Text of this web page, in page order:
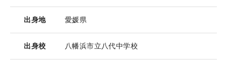
出身地 愛媛県
出身校 八幡浜市立八代中学校